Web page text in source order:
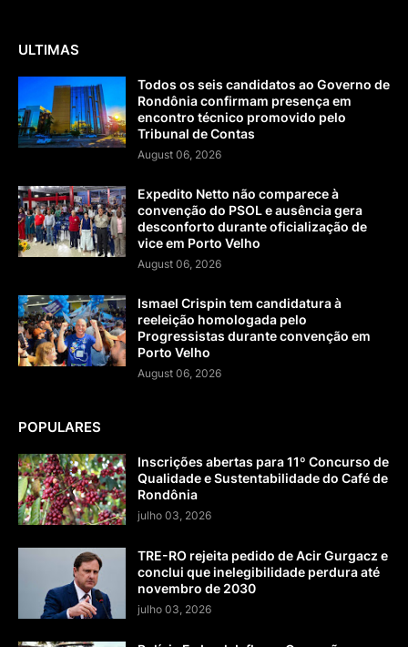
ULTIMAS
Todos os seis candidatos ao Governo de
Rondônia confirmam presença em
encontro técnico promovido pelo
Tribunal de Contas
August 06, 2026
Expedito Netto não comparece à
convenção do PSOL e ausência gera
desconforto durante oficialização de
vice em Porto Velho
August 06, 2026
Ismael Crispin tem candidatura à
reeleição homologada pelo
Progressistas durante convenção em
Porto Velho
August 06, 2026
POPULARES
Inscrições abertas para 11º Concurso de
Qualidade e Sustentabilidade do Café de
Rondônia
julho 03, 2026
TRE-RO rejeita pedido de Acir Gurgacz e
conclui que inelegibilidade perdura até
novembro de 2030
julho 03, 2026